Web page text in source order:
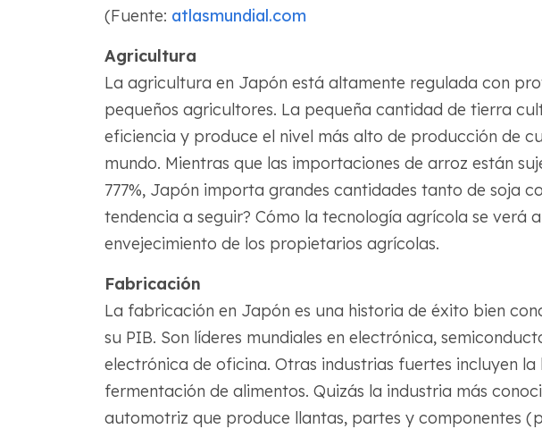
(Fuente: atlasmundial.com
Agricultura
La agricultura en Japón está altamente regulada con
pequeños agricultores. La pequeña cantidad de tierra
eficiencia y produce el nivel más alto de producción de
mundo. Mientras que las importaciones de arroz están
777%, Japón importa grandes cantidades tanto de soja
tendencia a seguir? Cómo la tecnología agrícola se verá
envejecimiento de los propietarios agrícolas.
Fabricación
La fabricación en Japón es una historia de éxito bien
su PIB. Son líderes mundiales en electrónica,
electrónica de oficina. Otras industrias fuertes incluyen
fermentación de alimentos. Quizás la industria más
automotriz que produce llantas, partes y componentes